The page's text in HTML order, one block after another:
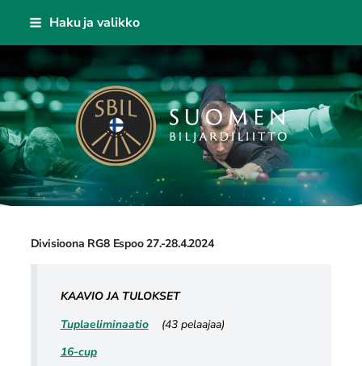
Siirry
sisältöön
Haku ja valikko
Suomen Biljardiliitto ry
Divisioona RG8 Espoo 27.-28.4.2024
KAAVIO JA TULOKSET
Tuplaeliminaatio(43 pelaajaa)
16-cup